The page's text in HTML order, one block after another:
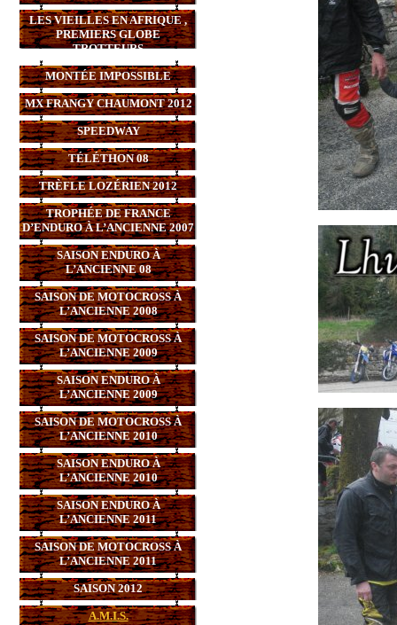
LES VIEILLES EN AFRIQUE ,
PREMIERS GLOBE
TROTTEURS
MONTÉE IMPOSSIBLE
MX FRANGY CHAUMONT 2012
SPEEDWAY
TÉLÉTHON 08
TRÈFLE LOZÉRIEN 2012
TROPHÉE DE FRANCE
D’ENDURO À L’ANCIENNE 2007
SAISON ENDURO À
L’ANCIENNE 08
SAISON DE MOTOCROSS À
L’ANCIENNE 2008
SAISON DE MOTOCROSS À
L’ANCIENNE 2009
SAISON ENDURO À
L’ANCIENNE 2009
SAISON DE MOTOCROSS À
L’ANCIENNE 2010
SAISON ENDURO À
L’ANCIENNE 2010
SAISON ENDURO À
L’ANCIENNE 2011
SAISON DE MOTOCROSS À
L’ANCIENNE 2011
SAISON 2012
A.M.I.S.